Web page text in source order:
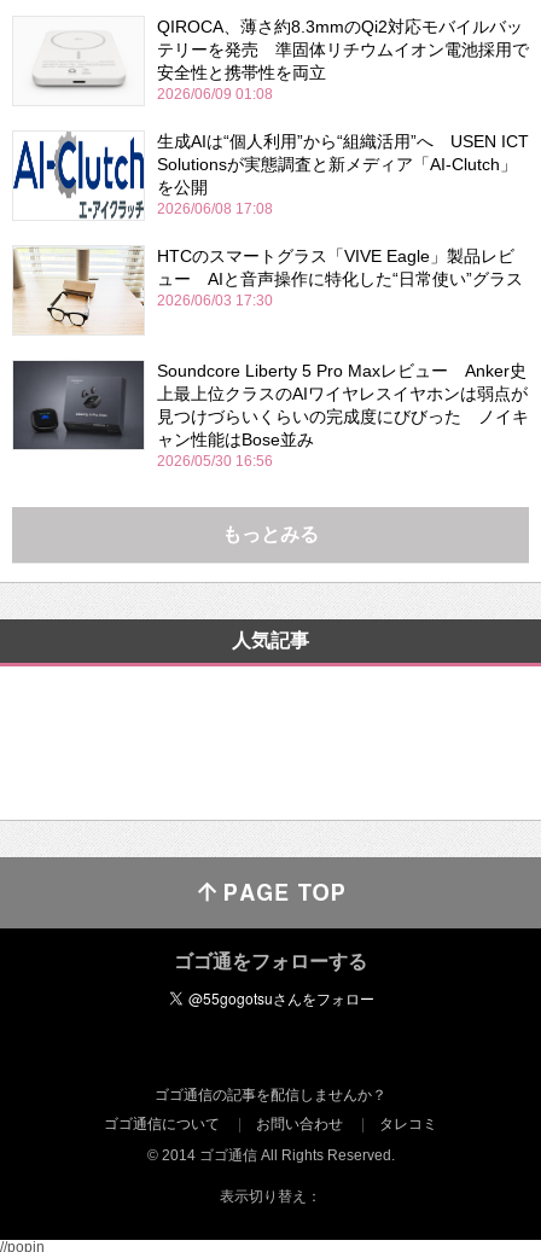
QIROCA、薄さ約8.3mmのQi2対応モバイルバッ
テリーを発売 準固体リチウムイオン電池採用で
安全性と携帯性を両立
2026/06/09 01:08
生成AIは“個人利用”から“組織活用”へ USEN ICT
Solutionsが実態調査と新メディア「AI-Clutch」
を公開
2026/06/08 17:08
HTCのスマートグラス「VIVE Eagle」製品レビ
ュー AIと音声操作に特化した“日常使い”グラス
2026/06/03 17:30
Soundcore Liberty 5 Pro Maxレビュー Anker史
上最上位クラスのAIワイヤレスイヤホンは弱点が
見つけづらいくらいの完成度にびびった ノイキ
ャン性能はBose並み
2026/05/30 16:56
もっとみる
人気記事
ゴゴ通をフォローする
ゴゴ通信の記事を配信しませんか？
ゴゴ通信について
お問い合わせ
タレコミ
© 2014 ゴゴ通信 All Rights Reserved.
表示切り替え：
//popin